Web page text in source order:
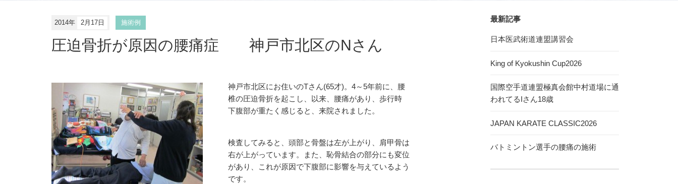
2014年 2月17日 施術例
圧迫骨折が原因の腰痛症 神戸市北区のNさん
神戸市北区にお住いのTさん(65才)。4～5年前に、腰
椎の圧迫骨折を起こし、以来、腰痛があり、歩行時
下腹部が重たく感じると、来院されました。
検査してみると、頭部と骨盤は左が上がり、肩甲骨は
右が上がっています。また、恥骨結合の部分にも変位
があり、これが原因で下腹部に影響を与えているよう
です。
最新記事
日本医武術道連盟講習会
King of Kyokushin Cup2026
国際空手道連盟極真会館中村道場に通
われてるIさん18歳
JAPAN KARATE CLASSIC2026
バトミントン選手の腰痛の施術